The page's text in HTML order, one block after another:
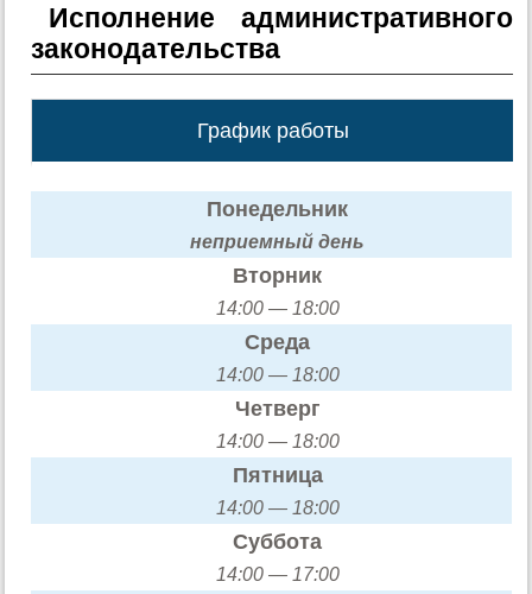
Исполнение административного
законодательства
График работы
Понедельник
неприемный день
Вторник
14:00 — 18:00
Среда
14:00 — 18:00
Четверг
14:00 — 18:00
Пятница
14:00 — 18:00
Суббота
14:00 — 17:00